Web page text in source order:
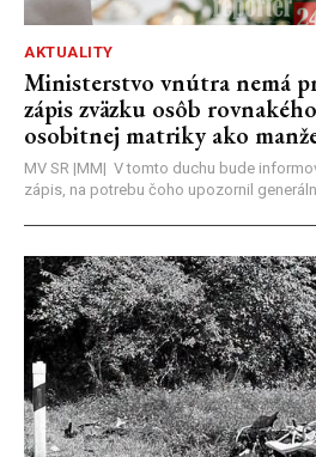
AKTUALITY
Ministerstvo vnútra nemá
zápis zväzku osôb
osobitnej matriky ako
MV SR |MM| V tomto duchu bude
zápis, na potrebu čoho upozornil